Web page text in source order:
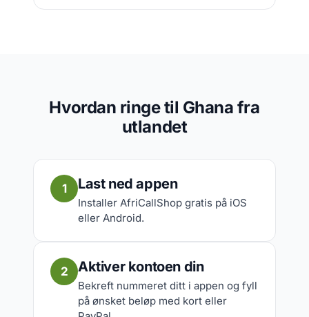
Hvordan ringe til Ghana fra
utlandet
1 Last ned appen
Installer AfriCallShop gratis på iOS
eller Android.
2 Aktiver kontoen din
Bekreft nummeret ditt i appen og fyll
på ønsket beløp med kort eller